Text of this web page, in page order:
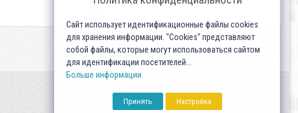
Сайт использует идентификационные файлы cookies
для хранения информации. "Cookies" представляют
собой файлы, которые могут использоваться сайтом
для идентификации посетителей...
Больше информации
Принять Настройка